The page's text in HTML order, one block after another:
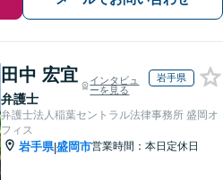
田中 宏宜
弁護士
インタビュ
ーを見る
岩手県
弁護士法人稲葉セントラル法律事務所 盛岡オ
フィス
岩手県|盛岡市営業時間：本日定休日